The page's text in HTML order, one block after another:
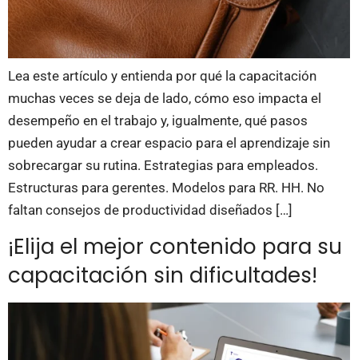
Lea este artículo y entienda por qué la capacitación
muchas veces se deja de lado, cómo eso impacta el
desempeño en el trabajo y, igualmente, qué pasos
pueden ayudar a crear espacio para el aprendizaje sin
sobrecargar su rutina. Estrategias para empleados.
Estructuras para gerentes. Modelos para RR. HH. No
faltan consejos de productividad diseñados […]
¡Elija el mejor contenido para su
capacitación sin dificultades!